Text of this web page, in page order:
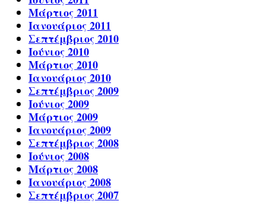
Μάρτιος 2011
Ιανουάριος 2011
Σεπτέμβριος 2010
Ιούνιος 2010
Μάρτιος 2010
Ιανουάριος 2010
Σεπτέμβριος 2009
Ιούνιος 2009
Μάρτιος 2009
Ιανουάριος 2009
Σεπτέμβριος 2008
Ιούνιος 2008
Μάρτιος 2008
Ιανουάριος 2008
Σεπτέμβριος 2007